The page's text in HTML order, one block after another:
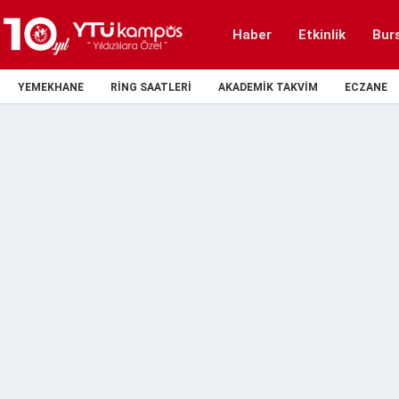
Haber Etkinlik
YEMEKHANE RING SAATLERI AKADEMIK TAKVIM ECZANE